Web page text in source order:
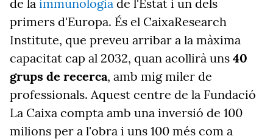
de la immunologia de l'Estat i un dels
primers d'Europa. És el CaixaResearch
Institute, que preveu arribar a la màxima
capacitat cap al 2032, quan acollirà uns 40
grups de recerca, amb mig miler de
professionals. Aquest centre de la Fundació
La Caixa compta amb una inversió de 100
milions per a l'obra i uns 100 més com a